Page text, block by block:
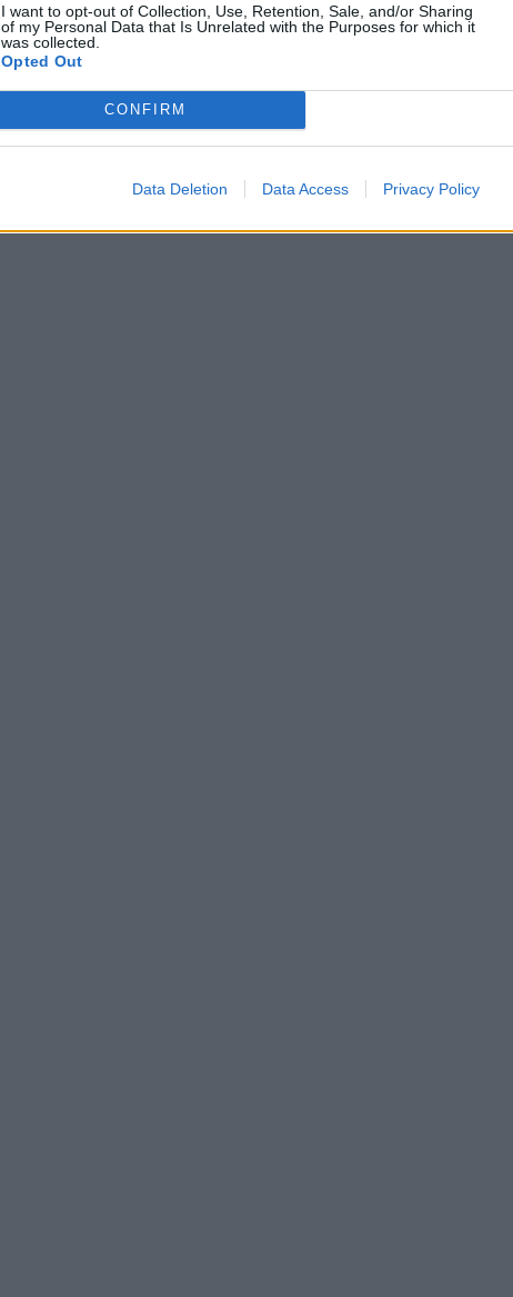
I want to opt-out of Collection, Use, Retention, Sale, and/or Sharing
of my Personal Data that Is Unrelated with the Purposes for which it
was collected.
Opted Out
CONFIRM
Data Deletion Data Access Privacy Policy